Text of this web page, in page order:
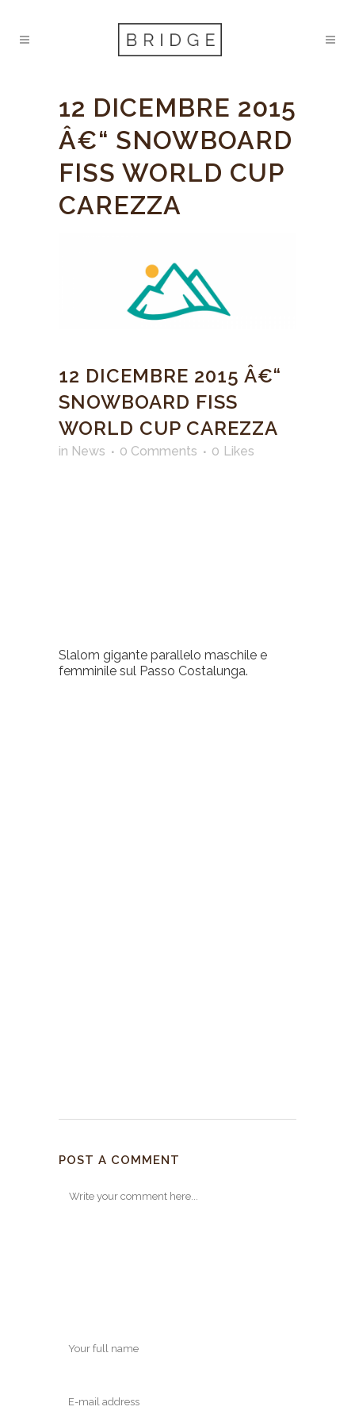
12 DICEMBRE 2015
Â€“ SNOWBOARD
FISS WORLD CUP
CAREZZA
12 DICEMBRE 2015 Â€“
SNOWBOARD FISS
WORLD CUP CAREZZA
in News 0 Comments 0 Likes
Slalom gigante parallelo maschile e
femminile sul Passo Costalunga.
POST A COMMENT